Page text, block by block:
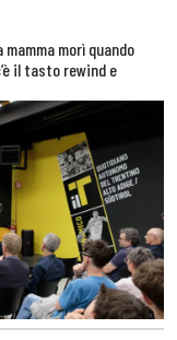
morì quando
il tasto rewind e